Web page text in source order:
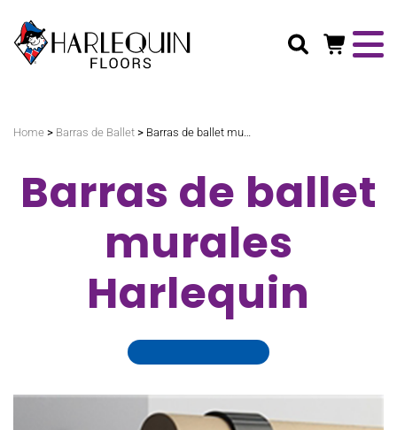
Home > Barras de Ballet > Barras de ballet murales Harlequin
Barras de ballet
murales
Harlequin